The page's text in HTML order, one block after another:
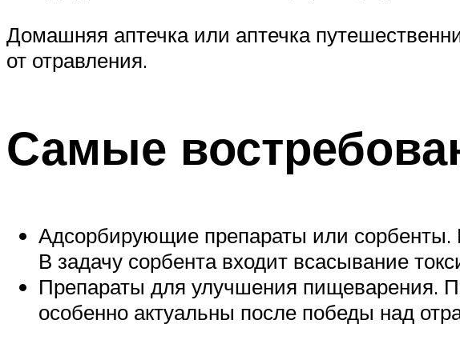
Домашняя аптечка или аптечка
от отравления.
Самые
Адсорбирующие препараты или сорбенты.
В задачу сорбента входит всасывание
Препараты для улучшения пищеварения.
особенно актуальны после победы над